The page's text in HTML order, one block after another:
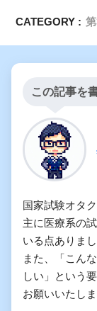
CATEGORY :
この記事を
国家試験オタ
主に医療系の
いる点ありま
また、「こん
しい」という
お願いいたしま